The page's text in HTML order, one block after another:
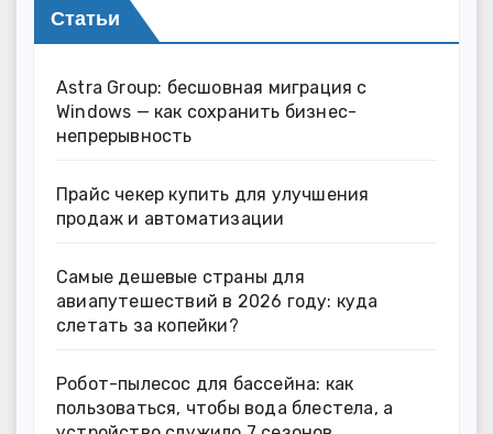
Статьи
Astra Group: бесшовная миграция с
Windows — как сохранить бизнес-
непрерывность
Прайс чекер купить для улучшения
продаж и автоматизации
Самые дешевые страны для
авиапутешествий в 2026 году: куда
слетать за копейки?
Робот-пылесос для бассейна: как
пользоваться, чтобы вода блестела, а